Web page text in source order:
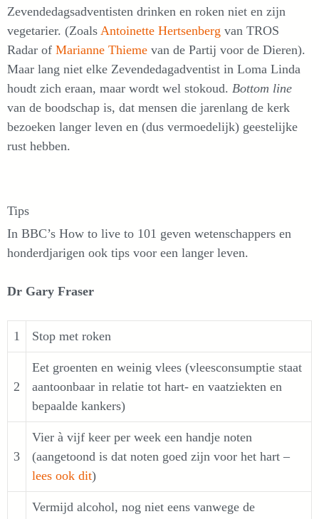
Zevendedagsadventisten drinken en roken niet en zijn
vegetarier. (Zoals Antoinette Hertsenberg van TROS
Radar of Marianne Thieme van de Partij voor de Dieren).
Maar lang niet elke Zevendedagadventist in Loma Linda
houdt zich eraan, maar wordt wel stokoud. Bottom line
van de boodschap is, dat mensen die jarenlang de kerk
bezoeken langer leven en (dus vermoedelijk) geestelijke
rust hebben.
Tips
In BBC’s How to live to 101 geven wetenschappers en
honderdjarigen ook tips voor een langer leven.
Dr Gary Fraser
1 Stop met roken
2
Eet groenten en weinig vlees (vleesconsumptie staat
aantoonbaar in relatie tot hart- en vaatziekten en
bepaalde kankers)
3
Vier à vijf keer per week een handje noten
(aangetoond is dat noten goed zijn voor het hart –
lees ook dit)
Vermijd alcohol, nog niet eens vanwege de